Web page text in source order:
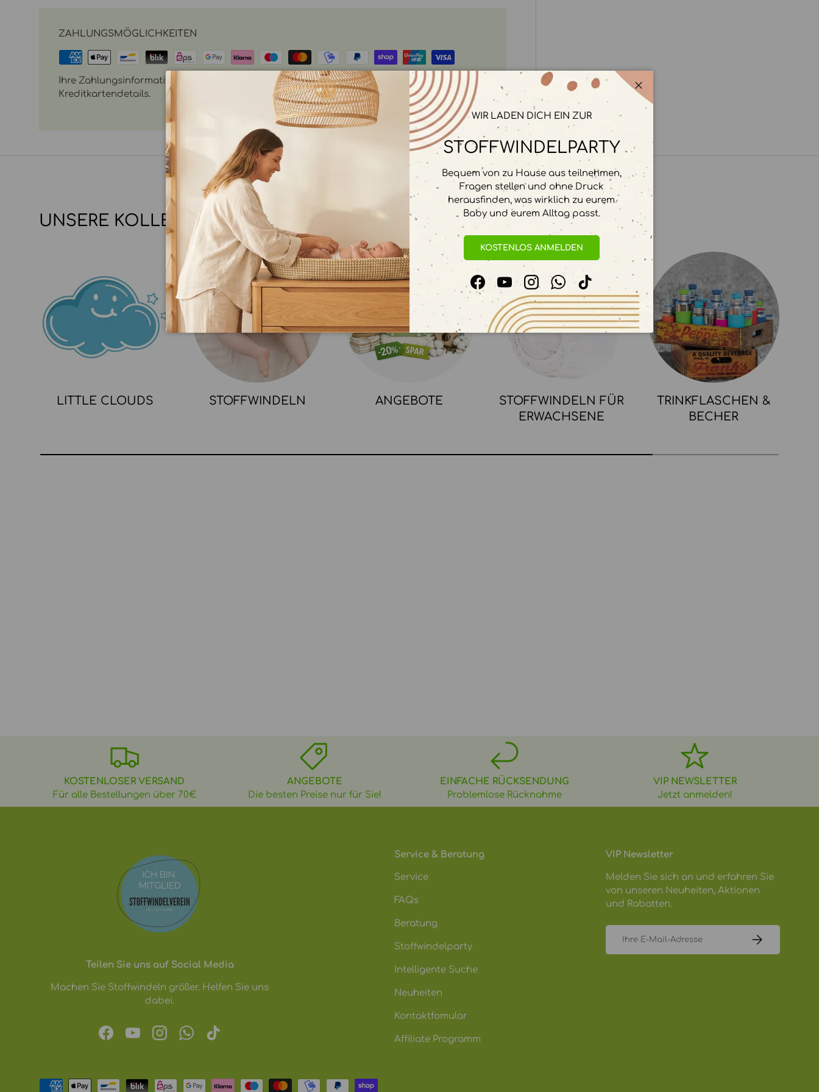
ZAHLUNGSMÖGLICHKEITEN
Ihre Zahlungsinformationen werden sicher verarbeitet. Wir speichern keine
Kreditkartendetails.
UNSERE KOLLEKTIONEN
LITTLE CLOUDS STOFFWINDELN ANGEBOTE
STOFFWINDELN FÜR
ERWACHSENE
TRINKFLASCHEN &
BECHER
Schließen
WIR LADEN DICH EIN ZUR
STOFFWINDELPARTY
Bequem von zu Hause aus teilnehmen,
Fragen stellen und ohne Druck
herausfinden, was wirklich zu eurem
Baby und eurem Alltag passt.
KOSTENLOS ANMELDEN
FacebookYouTubeInstagramWhatsApp
TikTok
KOSTENLOSER VERSAND
Für alle Bestellungen über 70€
ANGEBOTE
Die besten Preise nur für Sie!
EINFACHE RÜCKSENDUNG
Problemlose Rücknahme
VIP NEWSLETTER
Jetzt anmelden!
Teilen Sie uns auf Social Media
Machen Sie Stoffwindeln größer. Helfen Sie uns
dabei.
FacebookYouTubeInstagramWhatsApp
TikTok
Service & Beratung
Service
FAQs
Beratung
Stoffwindelparty
Intelligente Suche
Neuheiten
Kontaktfomular
Affiliate Programm
VIP Newsletter
Melden Sie sich an und erfahren Sie
von unseren Neuheiten, Aktionen
und Rabatten.
ABONNIEREN
Zahlungsmethoden